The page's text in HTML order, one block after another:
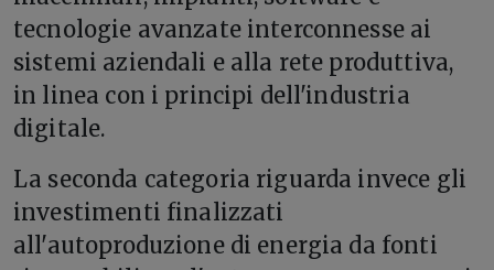
tecnologie avanzate interconnesse ai
sistemi aziendali e alla rete produttiva,
in linea con i principi dell'industria
digitale.
La seconda categoria riguarda invece gli
investimenti finalizzati
all'autoproduzione di energia da fonti